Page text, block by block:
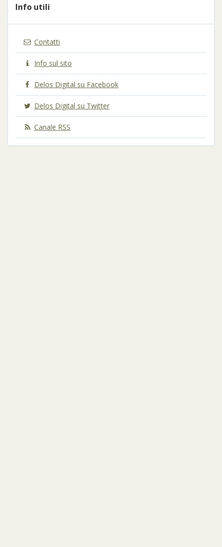
Info utili
Contatti
Info sul sito
Delos Digital su Facebook
Delos Digital su Twitter
Canale RSS